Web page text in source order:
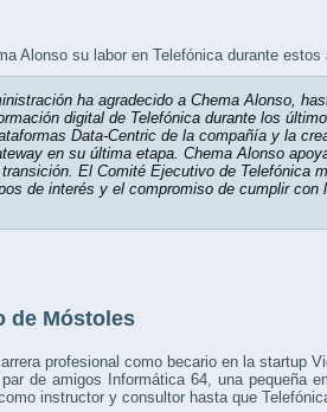
Alonso su labor en Telefónica durante estos
ha agradecido a Chema Alonso,
digital de Telefónica durante los
Data-Centric de la compañía y la
en su última etapa. Chema Alonso
El Comité Ejecutivo de Telefónica
de interés y el compromiso de cumplir
de Móstoles
profesional como becario en la startup
de amigos Informática 64, una pequeña
instructor y consultor hasta que